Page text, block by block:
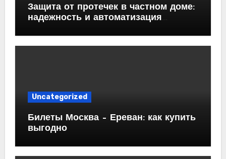
Защита от протечек в частном доме:
надежность и автоматизация
Uncategorized
Билеты Москва – Ереван: как купить
выгодно